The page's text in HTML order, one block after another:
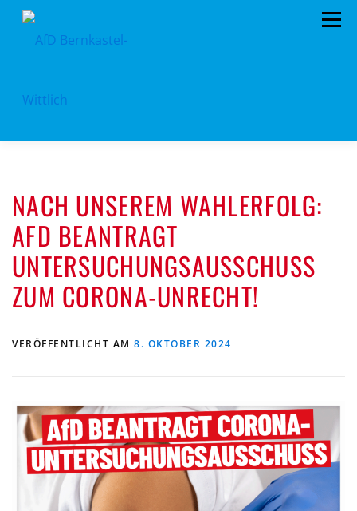
Zum
Menü
KONTAKT MITGLIED WERDEN SPENDEN
IMPRESSUM
NACH UNSEREM WAHLERFOLG:
AFD BEANTRAGT
UNTERSUCHUNGSAUSSCHUSS
ZUM CORONA-UNRECHT!
VERÖFFENTLICHT AM 8. OKTOBER 2024